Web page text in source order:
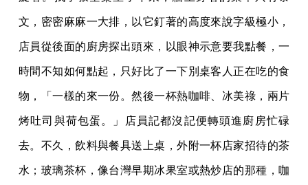
文，密密麻麻一大排，以它釘著的高度來說字級極小，
店員從後面的廚房探出頭來，以眼神示意要我點餐，一
時間不知如何點起，只好比了一下別桌客人正在吃的食
物，「一樣的來一份。然後一杯熱咖啡、冰美祿，兩片
烤吐司與荷包蛋。」店員記都沒記便轉頭進廚房忙碌
去。不久，飲料與餐具送上桌，外附一杯店家招待的茶
水；玻璃茶杯，像台灣早期冰果室或熱炒店的那種，咖